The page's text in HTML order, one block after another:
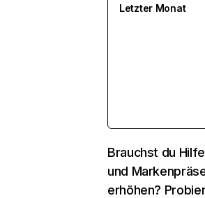
Letzter Monat
Brauchst du
und
erhöhen?